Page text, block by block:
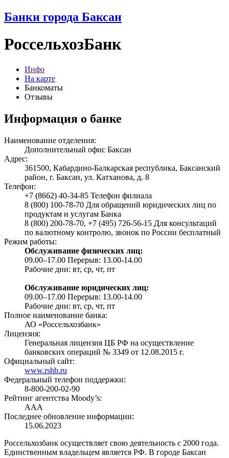
Банки города Баксан
РоссельхозБанк
Инфо
На карте
Банкоматы
Отзывы
Информация о банке
Наименование отделения:
Дополнительный офис Баксан
Адрес:
361500, Кабардино-Балкарская республика, Баксанский
район, г. Баксан, ул. Катханова, д. 8
Телефон:
+7 (8662) 40-34-85 Телефон филиала
8 (800) 100-78-70 Для обращений юридических лиц по
продуктам и услугам Банка
8 (800) 200-78-70, +7 (495) 726-56-15 Для консультаций
по валютному контролю, звонок по России бесплатный
Режим работы:
Обслуживание физических лиц:
09.00–17.00 Перерыв: 13.00-14.00
Рабочие дни: вт, ср, чт, пт
Обслуживание юридических лиц:
09.00–17.00 Перерыв: 13.00-14.00
Рабочие дни: вт, ср, чт, пт
Полное наименование банка:
АО «Россельхозбанк»
Лицензия:
Генеральная лицензия ЦБ РФ на осуществление
банковских операций № 3349 от 12.08.2015 г.
Официальный сайт:
www.rshb.ru
Федеральный телефон поддержки:
8-800-200-02-90
Рейтинг агентства Moody’s:
AAA
Последнее обновление информации:
15.06.2023
Россельхозбанк осуществляет свою деятельность с 2000 года.
Единственным владельцем является РФ. В городе Баксан